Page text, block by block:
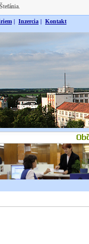
| Inzercia | Kontakt